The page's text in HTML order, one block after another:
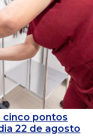
cinco pontos
22 de agosto